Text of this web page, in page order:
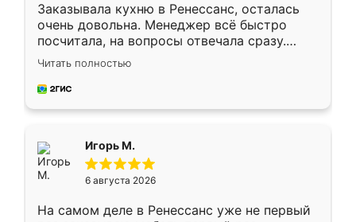
Заказывала кухню в Ренессанс, осталась
очень довольна. Менеджер всё быстро
посчитала, на вопросы отвечала сразу.
Замерщик приехал в субботу, подошёл к
делу со всей ответственностью. Собрали
за день, ребята работали аккуратно, даже
Читать полностью
Игорь М.
6 августа 2026
На самом деле в Ренессанс уже не первый